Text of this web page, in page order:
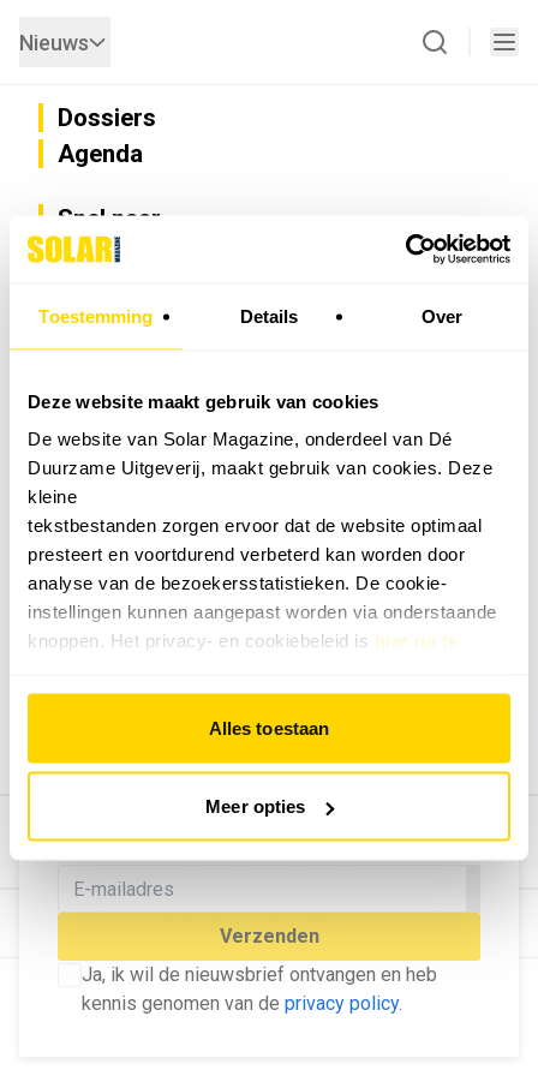
Toestemming Details Over
Deze website maakt gebruik van cookies
De website van Solar Magazine, onderdeel van Dé
Duurzame Uitgeverij, maakt gebruik van cookies. Deze
kleine
tekstbestanden zorgen ervoor dat de website optimaal
presteert en voortdurend verbeterd kan worden door
analyse van de bezoekersstatistieken. De cookie-
instellingen kunnen aangepast worden via onderstaande
knoppen. Het privacy- en cookiebeleid is hier na te
Alles toestaan
Meer opties
MELD U AAN VOOR ONZE
NIEUWSBRIEF
Blijf op de hoogte van het laatste nieuws!
Verzenden
Ja, ik wil de nieuwsbrief ontvangen en heb
kennis genomen van de privacy policy.
Nieuws
Dossiers
Agenda
Snel naar
Privacy
Nieuwsbrief
Vacatures
Installateurzoeker
Cookievoorkeuren wijzigen
English
Geef ons feedback
Vertel ons wat je van onze website vindt.
Tip de redactie
Bekijk hier de mogelijkheden.
© Dé Duurzame Uitgeverij